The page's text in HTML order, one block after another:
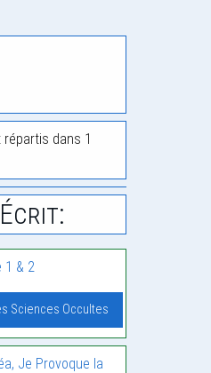
dans 1
Écrit:
1 & 2
Sciences Occultes
Je Provoque la